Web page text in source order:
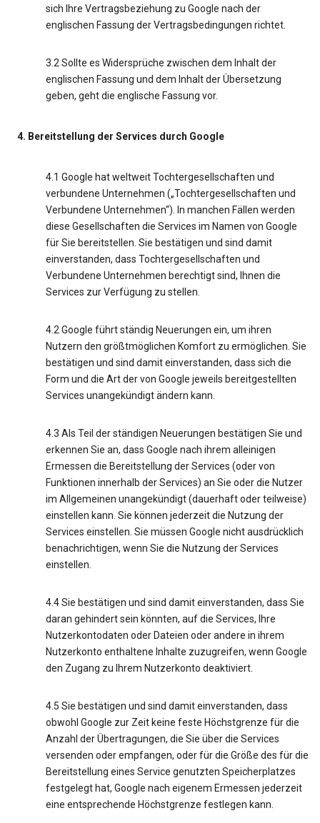
sich Ihre Vertragsbeziehung zu Google nach der
englischen Fassung der Vertragsbedingungen richtet.
3.2 Sollte es Widersprüche zwischen dem Inhalt der
englischen Fassung und dem Inhalt der Übersetzung
geben, geht die englische Fassung vor.
4. Bereitstellung der Services durch Google
4.1 Google hat weltweit Tochtergesellschaften und
verbundene Unternehmen („Tochtergesellschaften und
Verbundene Unternehmen“). In manchen Fällen werden
diese Gesellschaften die Services im Namen von Google
für Sie bereitstellen. Sie bestätigen und sind damit
einverstanden, dass Tochtergesellschaften und
Verbundene Unternehmen berechtigt sind, Ihnen die
Services zur Verfügung zu stellen.
4.2 Google führt ständig Neuerungen ein, um ihren
Nutzern den größtmöglichen Komfort zu ermöglichen. Sie
bestätigen und sind damit einverstanden, dass sich die
Form und die Art der von Google jeweils bereitgestellten
Services unangekündigt ändern kann.
4.3 Als Teil der ständigen Neuerungen bestätigen Sie und
erkennen Sie an, dass Google nach ihrem alleinigen
Ermessen die Bereitstellung der Services (oder von
Funktionen innerhalb der Services) an Sie oder die Nutzer
im Allgemeinen unangekündigt (dauerhaft oder teilweise)
einstellen kann. Sie können jederzeit die Nutzung der
Services einstellen. Sie müssen Google nicht ausdrücklich
benachrichtigen, wenn Sie die Nutzung der Services
einstellen.
4.4 Sie bestätigen und sind damit einverstanden, dass Sie
daran gehindert sein könnten, auf die Services, Ihre
Nutzerkontodaten oder Dateien oder andere in ihrem
Nutzerkonto enthaltene Inhalte zuzugreifen, wenn Google
den Zugang zu Ihrem Nutzerkonto deaktiviert.
4.5 Sie bestätigen und sind damit einverstanden, dass
obwohl Google zur Zeit keine feste Höchstgrenze für die
Anzahl der Übertragungen, die Sie über die Services
versenden oder empfangen, oder für die Größe des für die
Bereitstellung eines Service genutzten Speicherplatzes
festgelegt hat, Google nach eigenem Ermessen jederzeit
eine entsprechende Höchstgrenze festlegen kann.